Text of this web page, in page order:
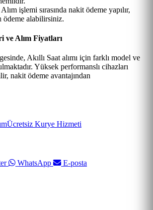
Alım işlemi sırasında nakit ödeme yapılır,
ödeme alabilirsiniz.
ve Alım Fiyatları
Akıllı Saat alımı için farklı model ve
Yüksek performanslı cihazları
nakit ödeme avantajından
Ücretsiz Kurye Hizmeti
WhatsApp E-posta